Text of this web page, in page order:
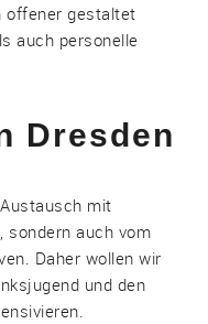
offener gestaltet
auch personelle
Dresden
mit
sondern auch vom
Daher wollen wir
und den